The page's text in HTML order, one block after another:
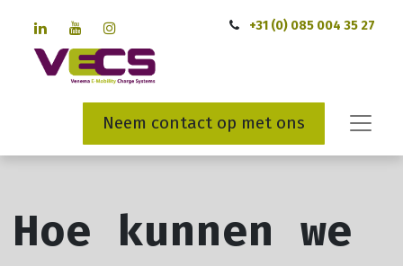
+31 (0) 085 004 35 27
Neem contact op met ons
Hoe kunnen we